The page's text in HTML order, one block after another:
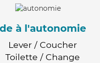
à l'autonomie
Lever / Coucher
Toilette / Change